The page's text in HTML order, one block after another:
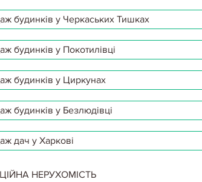
будинків у Черкаських Тишках
будинків у Покотилівці
будинків у Циркунах
будинків у Безлюдівці
дач у Харкові
НЕРУХОМІСТЬ